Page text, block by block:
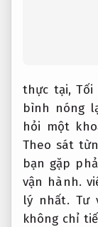
thực tại,Tối
bình nóng
hỏi một
Theo sát
bạn gặp
vận hành.
lý nhất. Tư
không chỉ